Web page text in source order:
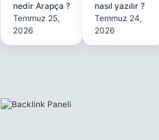
nedir Arapça ?
Temmuz 25,
2026
nasıl yazılır ?
Temmuz 24,
2026